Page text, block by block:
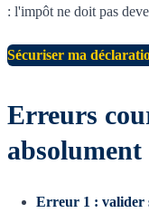
: l'impôt ne doit pas
Sécuriser ma
Erreurs
absolument
Erreur 1 : valider